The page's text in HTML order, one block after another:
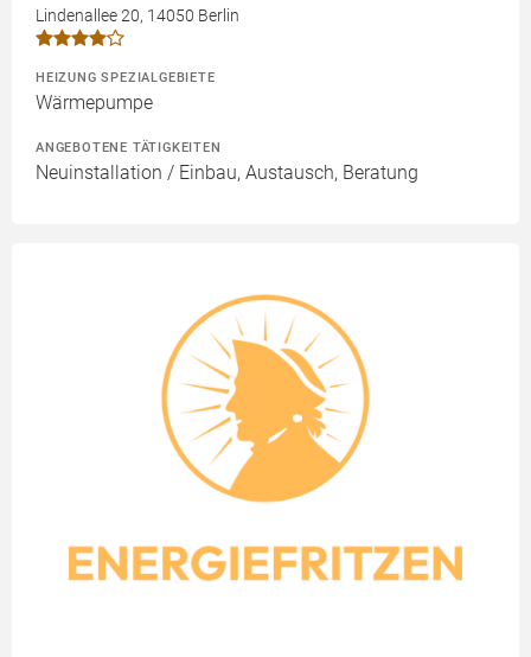
Lindenallee 20, 14050 Berlin
HEIZUNG SPEZIALGEBIETE
Wärmepumpe
ANGEBOTENE TÄTIGKEITEN
Neuinstallation / Einbau, Austausch, Beratung